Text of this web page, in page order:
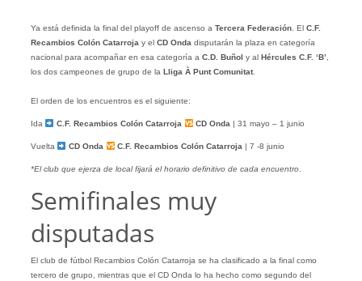
Ya está definida la final del playoff de ascenso a Tercera Federación. El C.F.
Recambios Colón Catarroja y el CD Onda disputarán la plaza en categoría
nacional para acompañar en esa categoría a C.D. Buñol y al Hércules C.F. ‘B’
los dos campeones de grupo de la Lliga À Punt Comunitat.
El orden de los encuentros es el siguiente:
Ida C.F. Recambios Colón Catarroja CD Onda | 31 mayo – 1 junio
Vuelta CD Onda C.F. Recambios Colón Catarroja | 7 -8 junio
*El club que ejerza de local fijará el horario definitivo de cada encuentro.
Semifinales muy
disputadas
El club de fútbol Recambios Colón Catarroja se ha clasificado a la final como
tercero de grupo, mientras que el CD Onda lo ha hecho como segundo del